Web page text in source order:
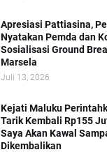
Apresiasi Pattiasina,
Nyatakan Pemda dan
Sosialisasi Ground
Marsela
Juli 13, 2026
Kejati Maluku
Tarik Kembali Rp155
Saya Akan Kawal
Dikembalikan